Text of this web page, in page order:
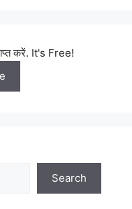
करें. It's Free!
Search